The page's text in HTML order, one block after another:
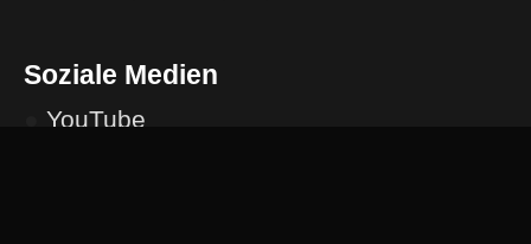
Soziale Medien
YouTube